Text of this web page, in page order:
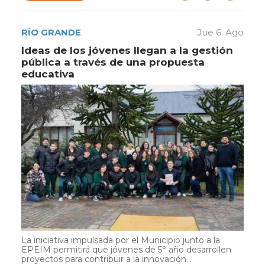
RÍO GRANDE Jue 6. Ago
Ideas de los jóvenes llegan a la gestión
pública a través de una propuesta
educativa
La iniciativa impulsada por el Municipio junto a la
EPEIM permitirá que jóvenes de 5° año desarrollen
proyectos para contribuir a la innovación...